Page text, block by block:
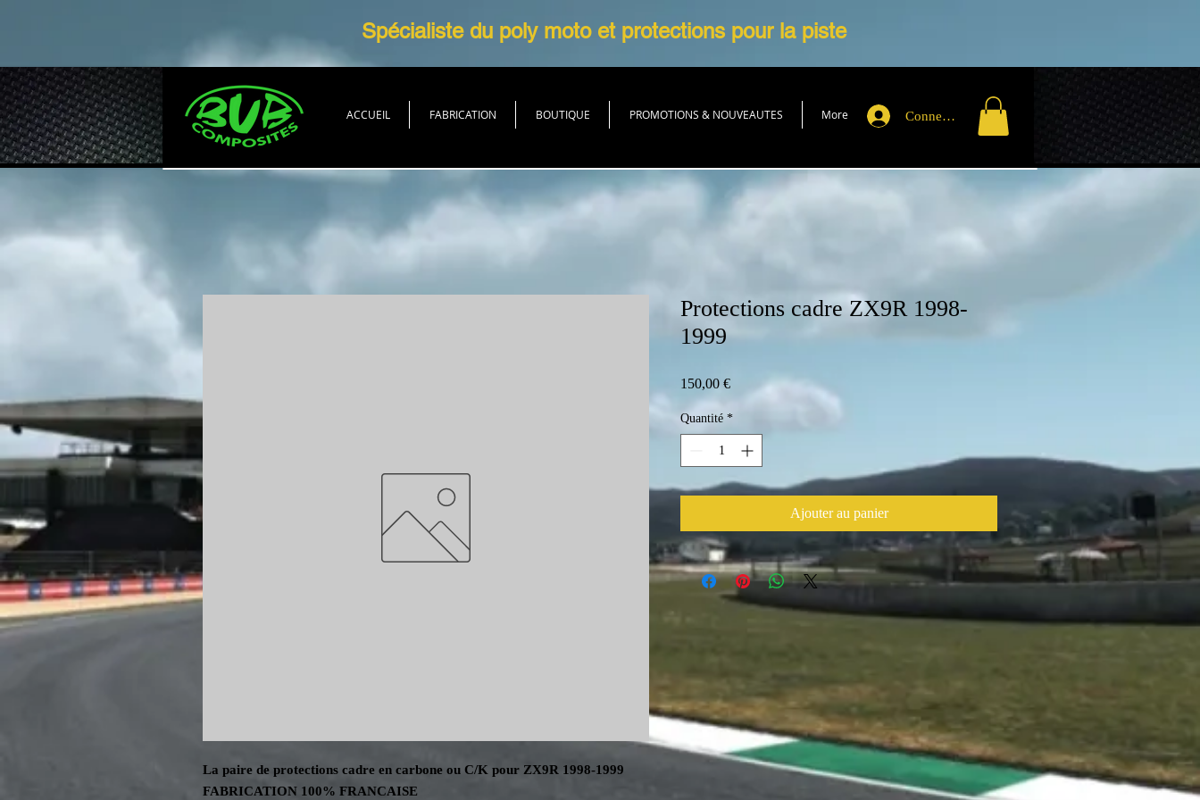
Spécialiste du poly moto et protections pour la piste
ACCUEIL FABRICATION BOUTIQUE PROMOTIONS & NOUVEAUTES More Connexion
La paire de protections cadre en carbone ou C/K pour ZX9R 1998-1999
FABRICATION 100% FRANCAISE
Protections cadre ZX9R 1998-
1999
150,00 €Prix
Quantité *
Ajouter au panier